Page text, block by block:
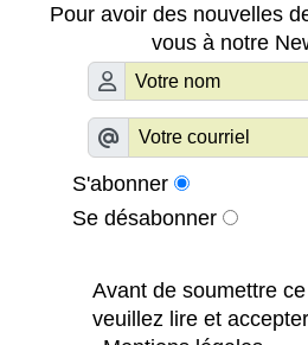
Pour avoir des nouvelles
vous à notre
S'abonner
Se désabonner
Avant de soumettre
veuillez lire et